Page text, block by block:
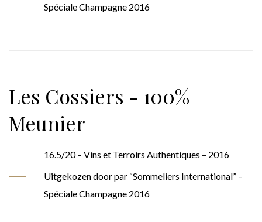
Spéciale Champagne 2016
Les Cossiers - 100%
Meunier
16.5/20 – Vins et Terroirs Authentiques – 2016
Uitgekozen door par “Sommeliers International” –
Spéciale Champagne 2016